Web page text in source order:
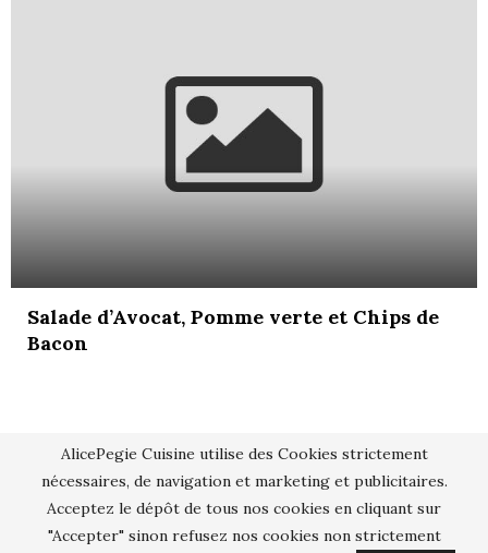
Salade d’Avocat, Pomme verte et Chips de
Bacon
AlicePegie Cuisine utilise des Cookies strictement
nécessaires, de navigation et marketing et publicitaires.
Acceptez le dépôt de tous nos cookies en cliquant sur
"Accepter" sinon refusez nos cookies non strictement